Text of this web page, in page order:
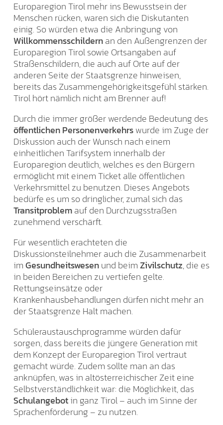
Europaregion Tirol mehr ins Bewusstsein der
Menschen rücken, waren sich die Diskutanten
einig. So würden etwa die Anbringung von
Willkommensschildernan den Außengrenzen der
Europaregion Tirol sowie Ortsangaben auf
Straßenschildern, die auch auf Orte auf der
anderen Seite der Staatsgrenze hinweisen,
bereits das Zusammengehörigkeitsgefühl stärken.
Tirol hört nämlich nicht am Brenner auf!
Durch die immer größer werdende Bedeutung des
öffentlichen Personenverkehrswurde im Zuge der
Diskussion auch der Wunsch nach einem
einheitlichen Tarifsystem innerhalb der
Europaregion deutlich, welches es den Bürgern
ermöglicht mit einem Ticket alle öffentlichen
Verkehrsmittel zu benutzen. Dieses Angebots
bedürfe es um so dringlicher, zumal sich das
Transitproblemauf den Durchzugsstraßen
zunehmend verschärft.
Für wesentlich erachteten die
Diskussionsteilnehmer auch die Zusammenarbeit
imGesundheitswesenund beimZivilschutz, die es
in beiden Bereichen zu vertiefen gelte.
Rettungseinsätze oder
Krankenhausbehandlungen dürfen nicht mehr an
der Staatsgrenze Halt machen.
Schüleraustauschprogramme würden dafür
sorgen, dass bereits die jüngere Generation mit
dem Konzept der Europaregion Tirol vertraut
gemacht würde. Zudem sollte man an das
anknüpfen, was in altösterreichischer Zeit eine
Selbstverständlichkeit war: die Möglichkeit, das
Schulangebotin ganz Tirol – auch im Sinne der
Sprachenförderung – zu nutzen.